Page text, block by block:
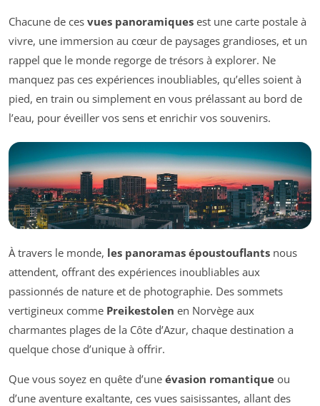
Chacune de ces vues panoramiques est une carte postale à
vivre, une immersion au cœur de paysages grandioses, et un
rappel que le monde regorge de trésors à explorer. Ne
manquez pas ces expériences inoubliables, qu’elles soient à
pied, en train ou simplement en vous prélassant au bord de
l’eau, pour éveiller vos sens et enrichir vos souvenirs.
À travers le monde, les panoramas époustouflants nous
attendent, offrant des expériences inoubliables aux
passionnés de nature et de photographie. Des sommets
vertigineux comme Preikestolen en Norvège aux
charmantes plages de la Côte d’Azur, chaque destination a
quelque chose d’unique à offrir.
Que vous soyez en quête d’une évasion romantique ou
d’une aventure exaltante, ces vues saisissantes, allant des